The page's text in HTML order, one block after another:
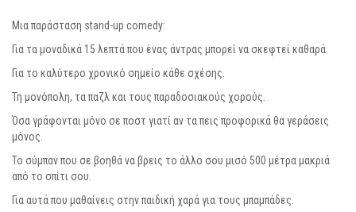
Μια παράσταση stand-up comedy:
Για τα μοναδικά 15 λεπτά που ένας άντρας μπορεί να σκεφτεί καθαρά.
Για το καλύτερο χρονικό σημείο κάθε σχέσης.
Τη μονόπολη, τα παζλ και τους παραδοσιακούς χορούς.
Όσα γράφονται μόνο σε ποστ γιατί αν τα πεις προφορικά θα γεράσεις
μόνος.
Το σύμπαν που σε βοηθά να βρεις το άλλο σου μισό 500 μέτρα μακριά
από το σπίτι σου.
Για αυτά που μαθαίνεις στην παιδική χαρά για τους μπαμπάδες.